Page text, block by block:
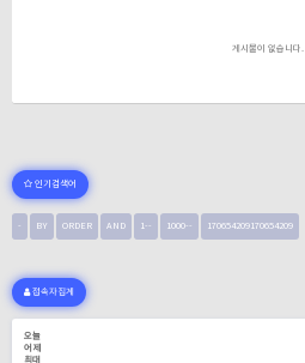
게시물이 없습니다.
인기검색어
- BY ORDER AND 1-- 1000-- 170654209170654209
접속자집계
오늘
어제
최대